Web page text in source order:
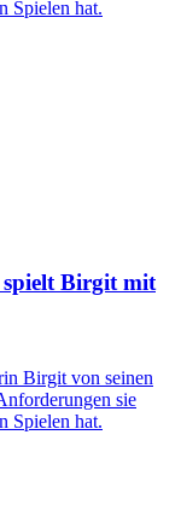
Spielen hat.
Birgit mit
Birgit von seinen
sie
Spielen hat.